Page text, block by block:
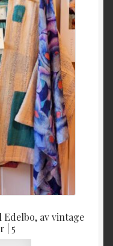
Edelbo, av vintage
| 5